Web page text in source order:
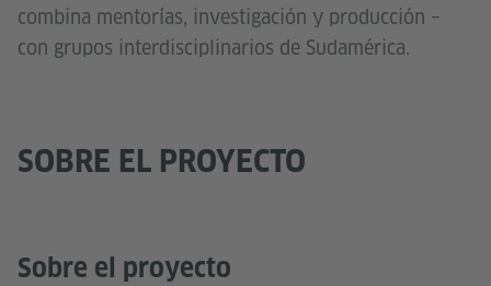
combina mentorías, investigación y producción –
con grupos interdisciplinarios de Sudamérica.
SOBRE EL PROYECTO
Sobre el proyecto